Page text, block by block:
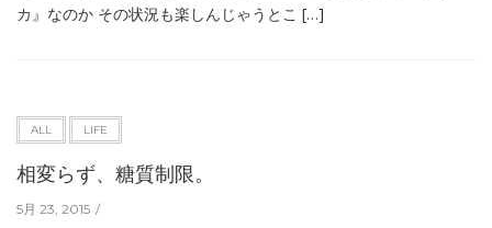
カ』なのか その状況も楽しんじゃうとこ […]
ALL LIFE
相変らず、糖質制限。
5月 23, 2015